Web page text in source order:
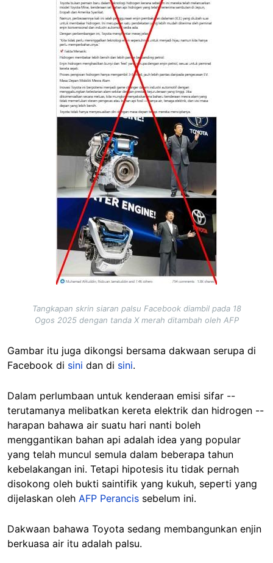
Tangkapan skrin siaran palsu Facebook diambil pada 18
Ogos 2025 dengan tanda X merah ditambah oleh AFP
Gambar itu juga dikongsi bersama dakwaan serupa di
Facebook di sini dan di sini.
Dalam perlumbaan untuk kenderaan emisi sifar --
terutamanya melibatkan kereta elektrik dan hidrogen --
harapan bahawa air suatu hari nanti boleh
menggantikan bahan api adalah idea yang popular
yang telah muncul semula dalam beberapa tahun
kebelakangan ini. Tetapi hipotesis itu tidak pernah
disokong oleh bukti saintifik yang kukuh, seperti yang
dijelaskan oleh AFP Perancis sebelum ini.
Dakwaan bahawa Toyota sedang membangunkan enjin
berkuasa air itu adalah palsu.